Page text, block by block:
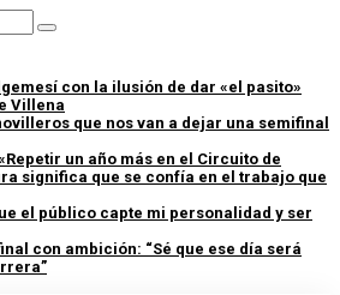
con la ilusión de dar «el pasito»
Villena
que nos van a dejar una semifinal
un año más en el Circuito de
significa que se confía en el trabajo que
el público capte mi personalidad y ser
con ambición: “Sé que ese día será